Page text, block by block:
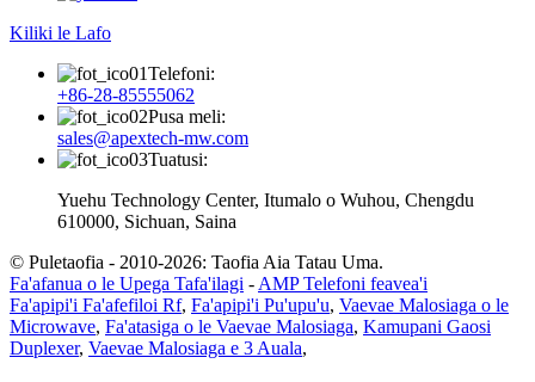
Kiliki le Lafo
Telefoni:
+86-28-85555062
Pusa meli:
sales@apextech-mw.com
Tuatusi:
Yuehu Technology Center, Itumalo o Wuhou, Chengdu
610000, Sichuan, Saina
© Puletaofia - 2010-2026: Taofia Aia Tatau Uma.
Fa'afanua o le Upega Tafa'ilagi - AMP Telefoni feavea'i
Fa'apipi'i Fa'afefiloi Rf, Fa'apipi'i Pu'upu'u, Vaevae Malosiaga o le
Microwave, Fa'atasiga o le Vaevae Malosiaga, Kamupani Gaosi
Duplexer, Vaevae Malosiaga e 3 Auala,